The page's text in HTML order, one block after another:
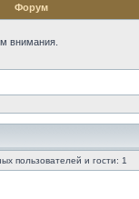
Форум
внимания.
пользователей и гости: 1